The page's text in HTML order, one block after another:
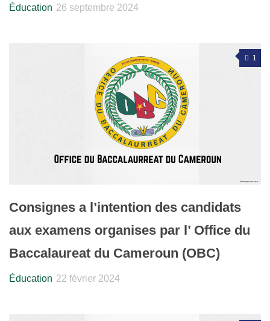
Éducation 26 septembre 2024
1
Consignes a l’intention des candidats
aux examens organises par l’ Office du
Baccalaureat du Cameroun (OBC)
Éducation 22 février 2024